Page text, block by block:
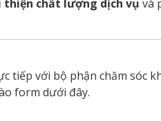
thiện chất lượng dịch vụ và
tiếp với bộ phận chăm sóc
form dưới đây.